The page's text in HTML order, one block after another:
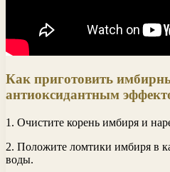
Как приготовить
антиоксидантным
1. Очистите корень имбиря и
2. Положите ломтики имбиря в
воды.